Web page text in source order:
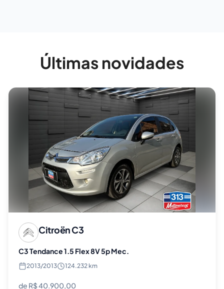
Últimas novidades
CitroënC3
C3 Tendance 1.5 Flex 8V 5p Mec.
2013/2013 124.232 km
de R$40.900,00